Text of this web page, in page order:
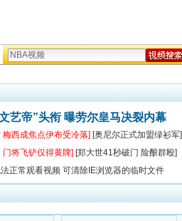
艺帝”头衔 曝劳尔皇马决裂内幕
梅西成焦点伊布受冷落] [奥尼尔正式加盟绿衫军]
门将飞铲仅得黄牌] [郑大世41秒破门 险酿群殴]
正常观看视频 可清除IE浏览器的临时文件